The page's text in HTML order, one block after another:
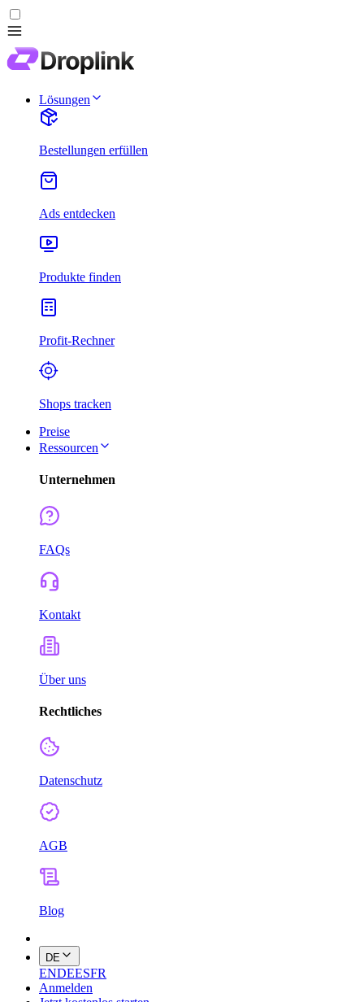
Lösungen
Bestellungen erfüllen
Ads entdecken
Produkte finden
Profit-Rechner
Shops tracken
Preise
Ressourcen
Unternehmen
FAQs
Kontakt
Über uns
Rechtliches
Datenschutz
AGB
Blog
DE
ENDEESFR
Anmelden